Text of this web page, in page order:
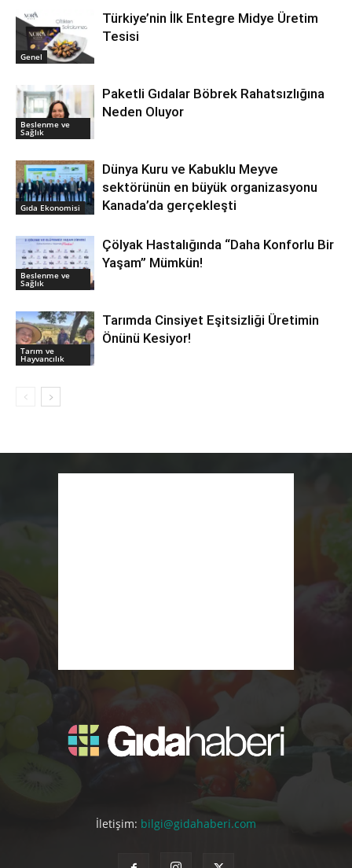
Genel
Türkiye’nin İlk Entegre Midye Üretim
Tesisi
Beslenme ve
Sağlık
Paketli Gıdalar Böbrek Rahatsızlığına
Neden Oluyor
Gıda Ekonomisi
Dünya Kuru ve Kabuklu Meyve
sektörünün en büyük organizasyonu
Kanada’da gerçekleşti
Beslenme ve
Sağlık
Çölyak Hastalığında “Daha Konforlu Bir
Yaşam” Mümkün!
Tarım ve
Hayvancılık
Tarımda Cinsiyet Eşitsizliği Üretimin
Önünü Kesiyor!
İletişim: bilgi@gidahaberi.com